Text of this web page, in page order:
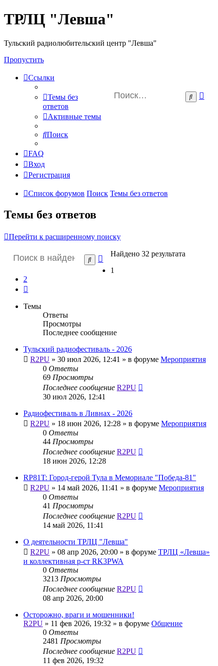
ТРЛЦ "Левша"
Тульский радиолюбительский центр "Левша"
Пропустить
Поиск
Ссылки
Темы без
ответов
Активные темы
Поиск
FAQ
Вход
Регистрация
Список форумов Поиск Темы без ответов
Темы без ответов
Перейти к расширенному поиску
Поиск Расширенный
поиск
Найдено 32 результата
1
2
Темы
Ответы
Просмотры
Последнее сообщение
Тульский радиофестиваль - 2026
R2PU » 30 июл 2026, 12:41 » в форуме Мероприятия
0 Ответы
69 Просмотры
Последнее сообщение R2PU
30 июл 2026, 12:41
Радиофестиваль в Ливнах - 2026
R2PU » 18 июн 2026, 12:28 » в форуме Мероприятия
0 Ответы
44 Просмотры
Последнее сообщение R2PU
18 июн 2026, 12:28
RP81T: Город-герой Тула в Мемориале "Победа-81"
R2PU » 14 май 2026, 11:41 » в форуме Мероприятия
0 Ответы
41 Просмотры
Последнее сообщение R2PU
14 май 2026, 11:41
О деятельности ТРЛЦ "Левша"
R2PU » 08 апр 2026, 20:00 » в форуме ТРЛЦ «Левша»
и коллективная р-ст RK3PWA
0 Ответы
3213 Просмотры
Последнее сообщение R2PU
08 апр 2026, 20:00
Осторожно, враги и мошенники!
R2PU » 11 фев 2026, 19:32 » в форуме Общение
0 Ответы
2481 Просмотры
Последнее сообщение R2PU
11 фев 2026, 19:32